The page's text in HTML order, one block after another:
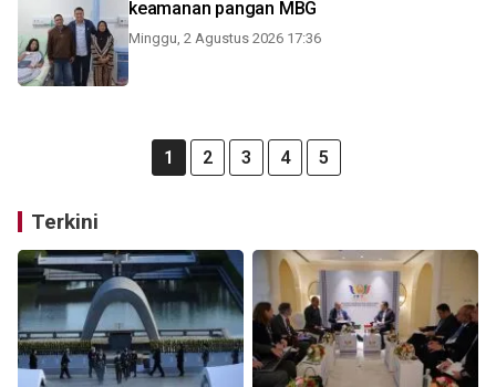
keamanan pangan MBG
Minggu, 2 Agustus 2026 17:36
1 2 3 4 5
Terkini